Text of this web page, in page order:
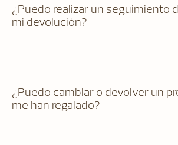
¿Puedo realizar un seguimiento
mi devolución?
¿Puedo cambiar o devolver un
me han regalado?